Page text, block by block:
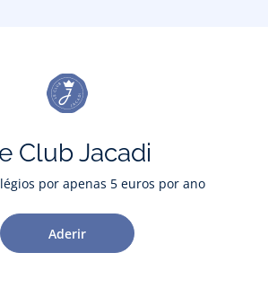
Club Jacadi
por apenas 5 euros por ano
Aderir